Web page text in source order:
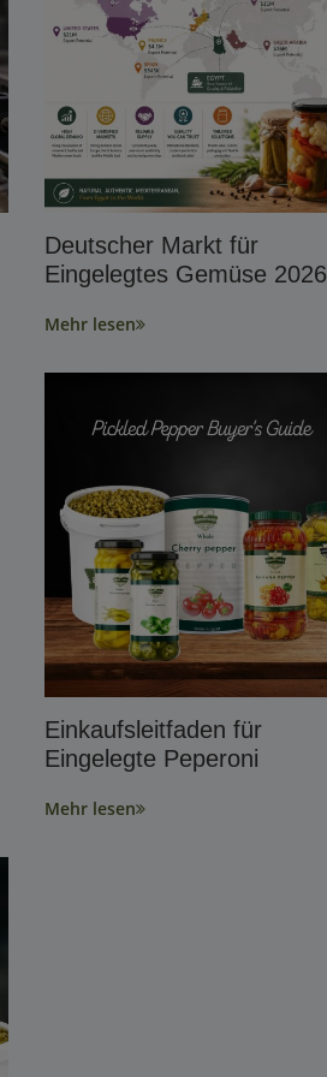
Deutscher Markt für
Eingelegtes Gemüse 2026
Mehr lesen
Einkaufsleitfaden für
Eingelegte Peperoni
Mehr lesen